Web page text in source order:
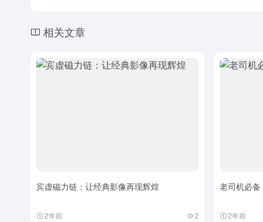
相关文章
宾虚磁力链：让经典影像再现辉煌
2年前 2
老司机必
2年前